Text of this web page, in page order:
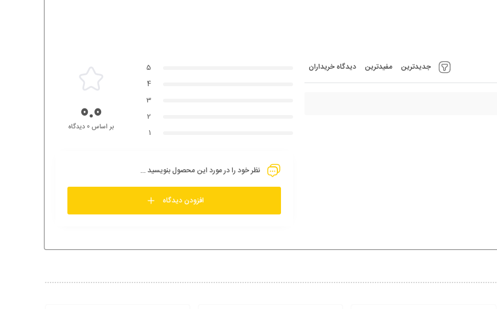
جدیدترین مفیدترین دیدگاه خریداران
5
4
3
2
1
0.0
بر اساس 0 دیدگاه
نظر خود را در مورد این محصول بنویسید ...
افزودن دیدگاه